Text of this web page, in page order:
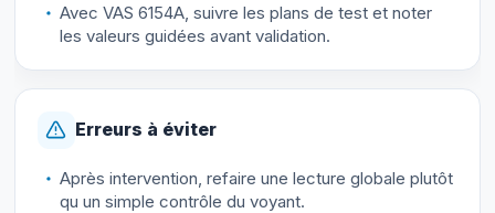
Avec VAS 6154A, suivre les plans de test et noter
les valeurs guidées avant validation.
Erreurs à éviter
Après intervention, refaire une lecture globale plutôt
qu un simple contrôle du voyant.